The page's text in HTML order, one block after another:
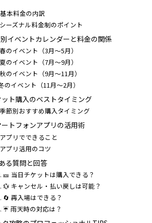
本料金の内訳
ーズナル料金制のポイント
イベントカレンダーと料金の関係
のイベント（3月～5月）
のイベント（7月～9月）
のイベント（9月～11月）
のイベント（11月～2月）
ト購入のベストタイミング
節別おすすめ購入タイミング
ートフォンアプリの活用術
プリでできること
プリ活用のコツ
る質問と回答
🎫 当日チケットは購入できる？
💱 キャンセル・払い戻しは可能？
🔄 再入場はできる？
☔ 雨天時の対応は？